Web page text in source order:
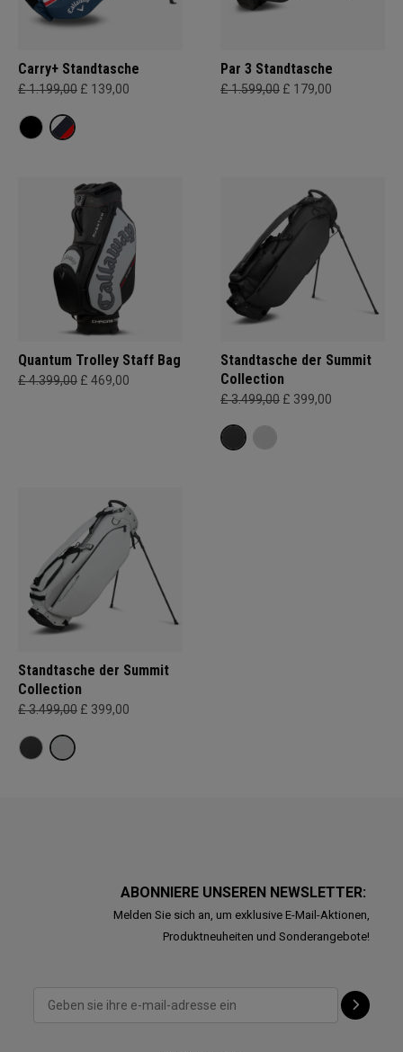
Carry+ Standtasche
£ 1.199,00 £ 139,00
Par 3 Standtasche
£ 1.599,00 £ 179,00
Quantum Trolley Staff Bag
£ 4.399,00 £ 469,00
Standtasche der Summit
Collection
£ 3.499,00 £ 399,00
Standtasche der Summit
Collection
£ 3.499,00 £ 399,00
ABONNIERE UNSEREN NEWSLETTER:
Melden Sie sich an, um exklusive E-Mail-Aktionen,
Produktneuheiten und Sonderangebote!